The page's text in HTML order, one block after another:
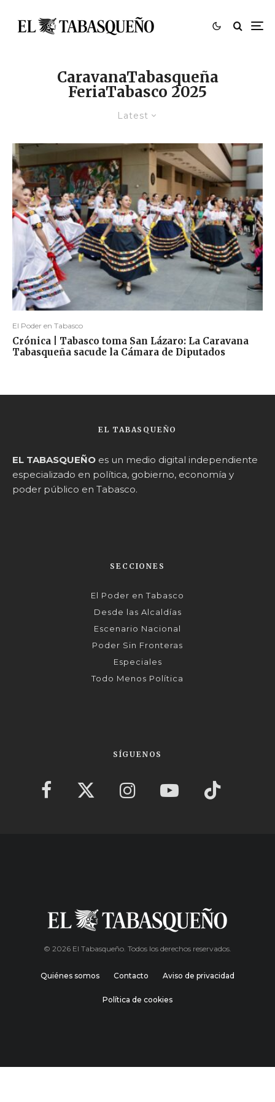
CaravanaTabasqueña
FeriaTabasco 2025
Latest
El Poder en Tabasco
Crónica | Tabasco toma San Lázaro: La Caravana
Tabasqueña sacude la Cámara de Diputados
EL TABASQUEÑO
EL TABASQUEÑO es un medio digital independiente
especializado en política, gobierno, economía y
poder público en Tabasco.
SECCIONES
El Poder en Tabasco
Desde las Alcaldías
Escenario Nacional
Poder Sin Fronteras
Especiales
Todo Menos Política
SÍGUENOS
© 2026 El Tabasqueño. Todos los derechos reservados.
Quiénes somos Contacto Aviso de privacidad
Política de cookies